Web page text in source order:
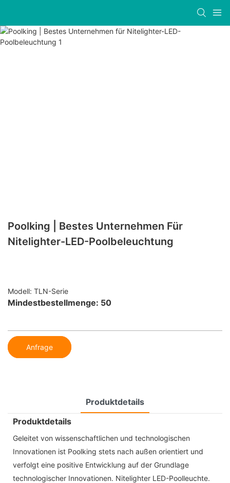
Poolking | Bestes Unternehmen Für
Nitelighter-LED-Poolbeleuchtung
Modell: TLN-Serie
Mindestbestellmenge: 50
Anfrage
Produktdetails
Produktdetails
Geleitet von wissenschaftlichen und technologischen
Innovationen ist Poolking stets nach außen orientiert und
verfolgt eine positive Entwicklung auf der Grundlage
technologischer Innovationen. Nitelighter LED-Poolleuchte.